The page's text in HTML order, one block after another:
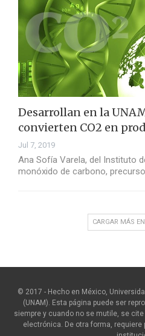
Desarrollan en la
convierten CO2 en
Jul 7, 2019
Ana Sofía Varela, del Instituto
monóxido de carbono,
CARGAR MÁS
© 2017 - Hecho en México,
(UNAM). Esta página puede ser
siempre y cuando no se mutile, se
electrónica. De otra forma,